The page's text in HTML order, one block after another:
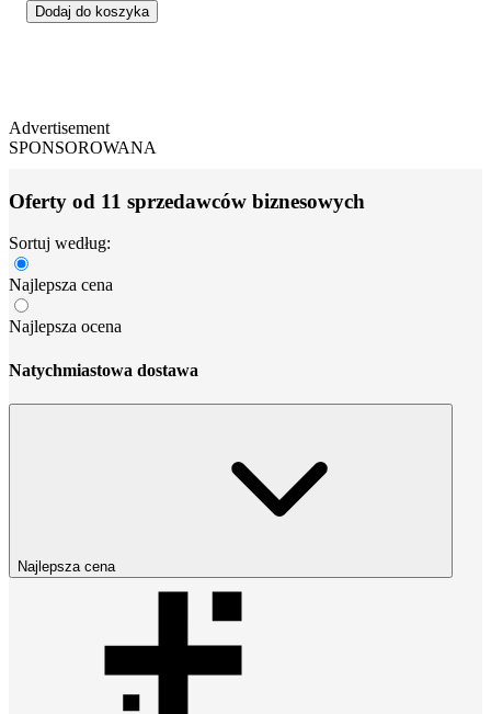
Dodaj do koszyka
Advertisement
SPONSOROWANA
Oferty od 11 sprzedawców biznesowych
Sortuj według:
Najlepsza cena
Najlepsza ocena
Natychmiastowa dostawa
Najlepsza cena